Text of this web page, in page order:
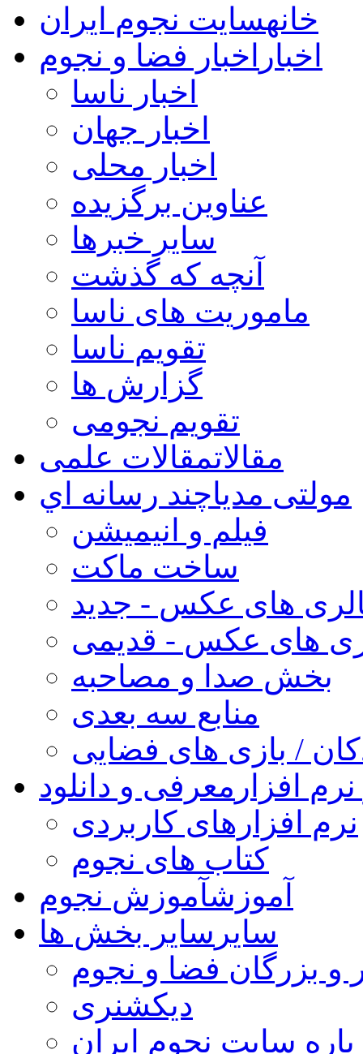
خانهسایت نجوم ایران
اخبار اخبار فضا و نجوم
اخبار ناسا
اخبار جهان
اخبار محلی
عناوین برگزیده
سایر خبرها
آنچه که گذشت
ماموریت های ناسا
تقویم ناسا
گزارش ها
تقویم نجومی
مقالاتمقالات علمی
مولتی مدیاچند رسانه اي
فیلم و انیمیشن
ساخت ماکت
های عکس - جدید
های عکس - قدیمی
بخش صدا و مصاحبه
منابع سه بعدی
/ بازی های فضایی
افزار معرفی و دانلود
نرم افزارهای کاربردی
کتاب های نجوم
آموزشآموزش نجوم
سایر سایر بخش ها
و بزرگان فضا و نجوم
دیکشنری
سایت نجوم ایران